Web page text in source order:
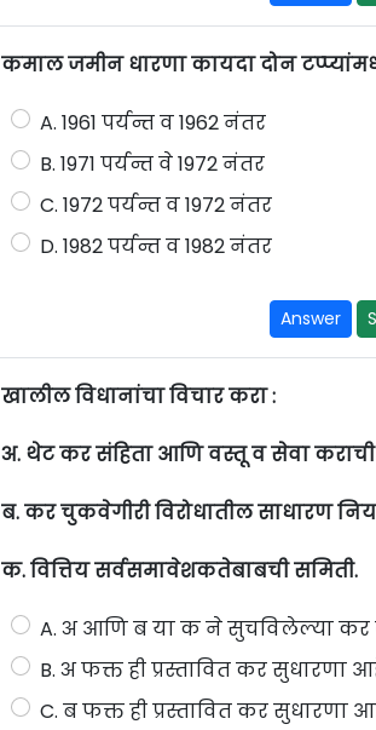
कमाल जमीन धारणा कायदा दोन
A. 1961 पर्यन्त व 1962 नंतर
B. 1971 पर्यन्त वे 1972 नंतर
C. 1972 पर्यन्त व 1972 नंतर
D. 1982 पर्यन्त व 1982 नंतर
Answer
खालील विधानांचा विचार करा :
अ. थेट कर संहिता आणि वस्तू व सेवा
ब. कर चुकवेगीरी विरोधातील साधारण
क. वित्तिय सर्वसमावेशकतेबाबची समिती.
A. अ आणि ब या क ने सुचविलेल्या
B. अ फक्त ही प्रस्तावित कर सुधारणा
C. ब फक्त ही प्रस्तावित कर सुधारणा